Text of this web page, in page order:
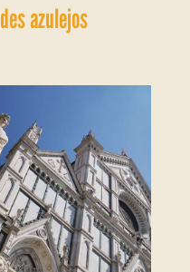
azulejos